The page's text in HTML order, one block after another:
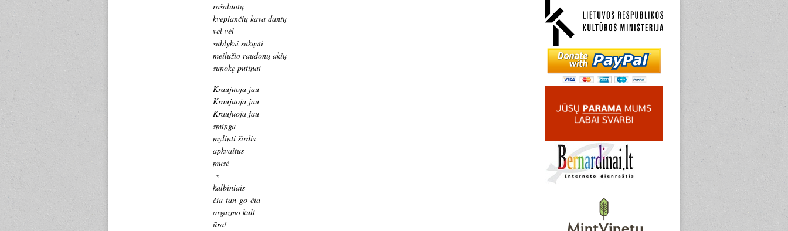
rašaluotų
kvepiančių kava dantų
vėl vėl
sublyksi sukąsti
meilužio raudonų akių
sunokę putinai
Kraujuoja jau
Kraujuoja jau
Kraujuoja jau
sminga
mylinti širdis
apkvaitus
musė
-s-
kalbiniais
čia-tan-go-čia
orgazmo kult
ūra!